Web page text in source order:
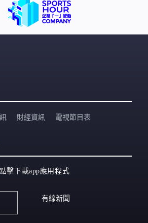
財經資訊 電視節目表
點擊下載app應用程式
有線新聞